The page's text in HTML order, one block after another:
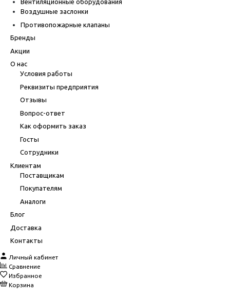
Вентиляционные оборудования
Воздушные заслонки
Противопожарные клапаны
Бренды
Акции
О нас
Условия работы
Реквизиты предприятия
Отзывы
Вопрос-ответ
Как оформить заказ
Госты
Сотрудники
Клиентам
Поставщикам
Покупателям
Аналоги
Блог
Доставка
Контакты
Личный кабинет
Сравнение
Избранное
Корзина